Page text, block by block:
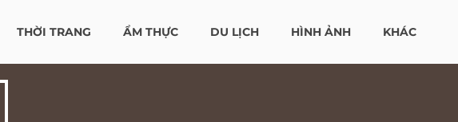
THỜI TRANG ẨM THỰC DU LỊCH HÌNH ẢNH KHÁC